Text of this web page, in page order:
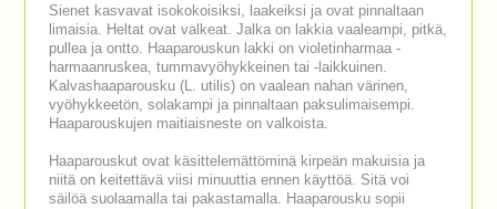
Sienet kasvavat isokokoisiksi, laakeiksi ja ovat pinnaltaan
limaisia. Heltat ovat valkeat. Jalka on lakkia vaaleampi, pitkä,
pullea ja ontto. Haaparouskun lakki on violetinharmaa -
harmaanruskea, tummavyöhykkeinen tai -laikkuinen.
Kalvashaaparousku (L. utilis) on vaalean nahan värinen,
vyöhykkeetön, solakampi ja pinnaltaan paksulimaisempi.
Haaparouskujen maitiaisneste on valkoista.
Haaparouskut ovat käsittelemättöminä kirpeän makuisia ja
niitä on keitettävä viisi minuuttia ennen käyttöä. Sitä voi
säilöä suolaamalla tai pakastamalla. Haaparousku sopii